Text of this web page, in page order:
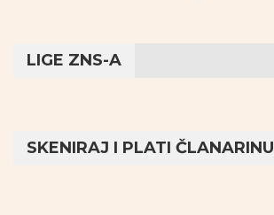
LIGE ZNS-A
SKENIRAJ I PLATI ČLANARINU